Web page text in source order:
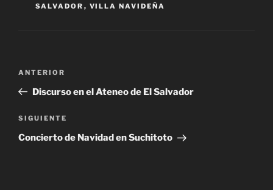
SALVADOR , VILLA NAVIDEÑA
entradas
Entrada
anterior:
ANTERIOR
Discurso en el Ateneo de El Salvador
Siguiente
entrada
SIGUIENTE
Concierto de Navidad en Suchitoto